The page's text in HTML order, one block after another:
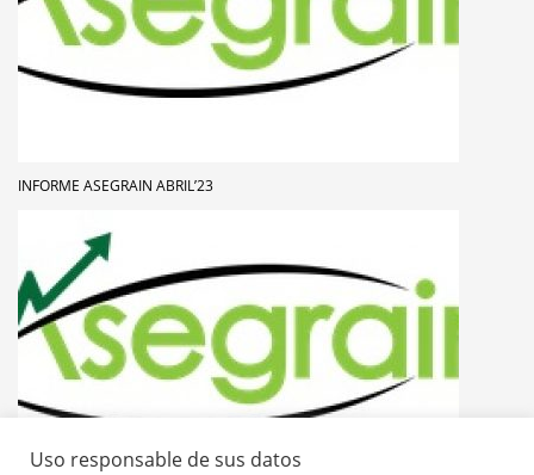
INFORME ASEGRAIN ABRIL’23
Uso responsable de sus datos